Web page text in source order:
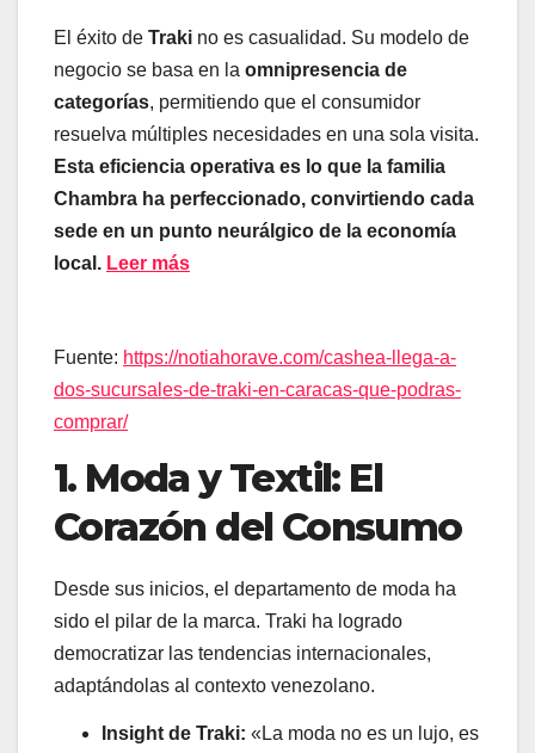
El éxito de Traki no es casualidad. Su modelo de
negocio se basa en la omnipresencia de
categorías, permitiendo que el consumidor
resuelva múltiples necesidades en una sola visita.
Esta eficiencia operativa es lo que la familia
Chambra ha perfeccionado, convirtiendo cada
sede en un punto neurálgico de la economía
local. Leer más
Fuente: https://notiahorave.com/cashea-llega-a-
dos-sucursales-de-traki-en-caracas-que-podras-
comprar/
1. Moda y Textil: El
Corazón del Consumo
Desde sus inicios, el departamento de moda ha
sido el pilar de la marca. Traki ha logrado
democratizar las tendencias internacionales,
adaptándolas al contexto venezolano.
Insight de Traki: «La moda no es un lujo, es